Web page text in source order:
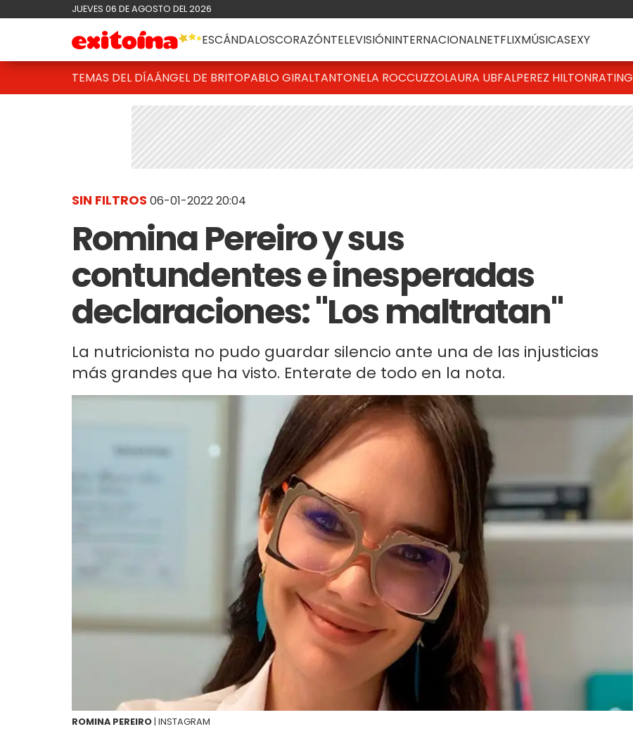
JUEVES 06 DE AGOSTO DEL 2026
ESCÁNDALOSCORAZÓNTELEVISIÓNINTERNACIONALNETFLIXMÚSICASEXY
TEMAS DEL DÍAÁNGEL DE BRITOPABLO GIRALTANTONELA ROCCUZZOLAURA UBFALPEREZ HILTONRATING
SIN FILTROS 06-01-2022 20:04
Romina Pereiro y sus
contundentes e inesperadas
declaraciones: "Los maltratan"
La nutricionista no pudo guardar silencio ante una de las injusticias
más grandes que ha visto. Enterate de todo en la nota.
ROMINA PEREIRO | INSTAGRAM